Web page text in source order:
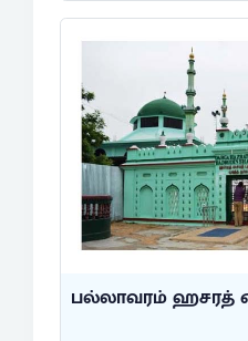
பல்லாவரம் ஹசரத்